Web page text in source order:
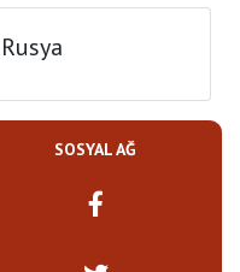
SOSYAL AĞ